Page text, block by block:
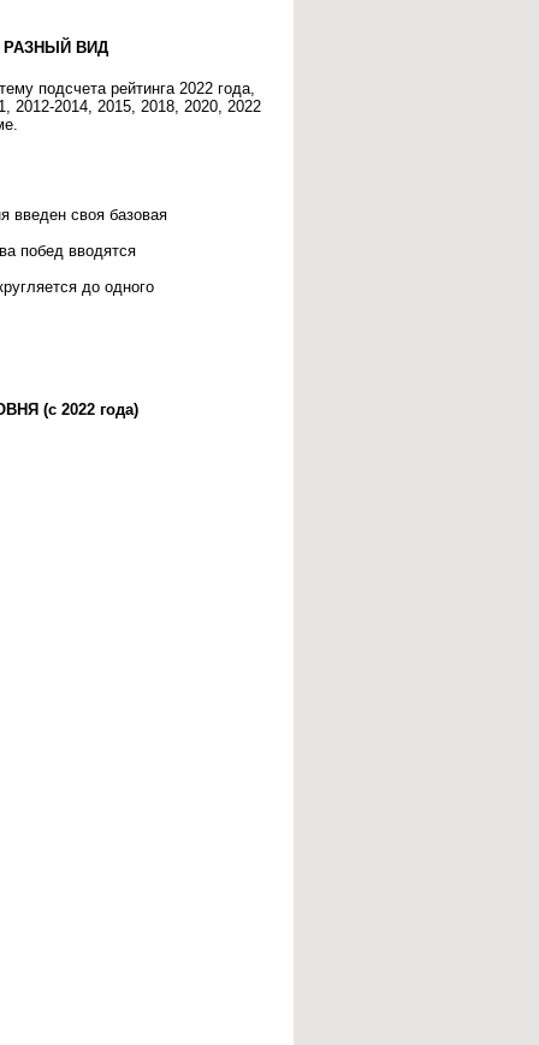
ВИД
подсчета рейтинга 2022 года,
2012-2014, 2015, 2018, 2020, 2022
введен своя базовая
побед вводятся
до одного
(с 2022 года)